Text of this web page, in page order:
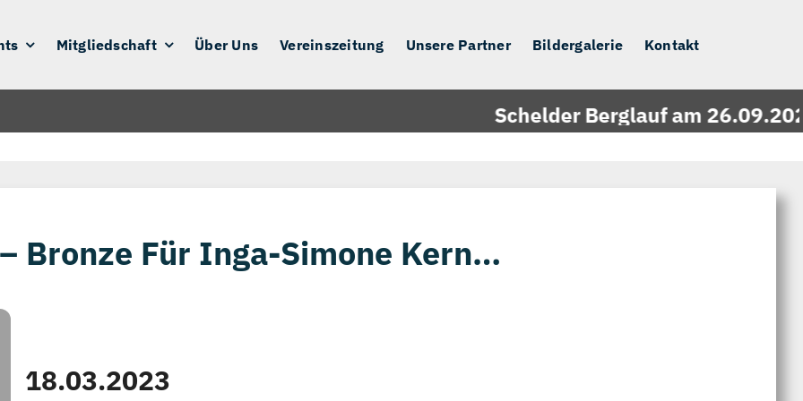
Mitgliedschaft Über Uns Vereinszeitung Unsere Partner Bildergalerie Kontakt
Schelder Berglauf am
Bronze Für Inga-Simone Kern…
18.03.2023